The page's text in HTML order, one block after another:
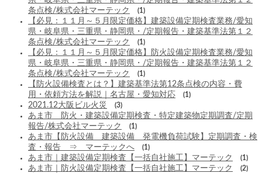
条点検/株式会社マーテック
(1)
【必見：１１月～５月限定価格】建築設備定期検査業務/愛知
県・岐阜県・三重県・静岡県・/定期報告・建築基準法第１２
条点検/株式会社マーテック
(1)
【必見：１１月～５月限定価格】防火設備定期検査業務/愛知
県・岐阜県・三重県・静岡県・/定期報告・建築基準法第１２
条点検/株式会社マーテック
(1)
【防火設備検査とは？】建築基準法第12条点検の内容・費
用・依頼方法を解説｜名古屋・愛知対応
(1)
2021.12大阪ビル火災 (3)
あま市 防火・建築設備定期検査・特定建築物定期調査/定期
報告/株式会社マーテック
(1)
あま市【防火設備 建築設備 発電機負荷試験】定期調査・検
査・報告 ⇒ マーテックへ
(1)
あま市｜建築設備定期検査【一括自社施工】マーテック (1)
あま市｜防火設備定期検査【一括自社施工】マーテック (2)